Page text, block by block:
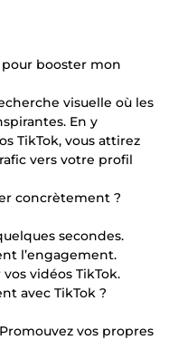
pour booster mon
visuelle où les
En y
TikTok, vous attirez
vers votre profil
concrètement ?
secondes.
l’engagement.
vidéos TikTok.
avec TikTok ?
vos propres